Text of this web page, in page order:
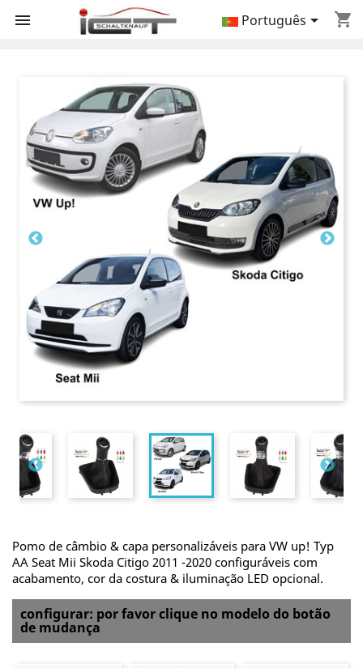
 shopping_cart
Português
Pomo de câmbio & capa personalizáveis para VW up! Typ
AA Seat Mii Skoda Citigo 2011 -2020 configuráveis com
acabamento, cor da costura & iluminação LED opcional.
configurar: por favor clique no modelo do botão
de mudança